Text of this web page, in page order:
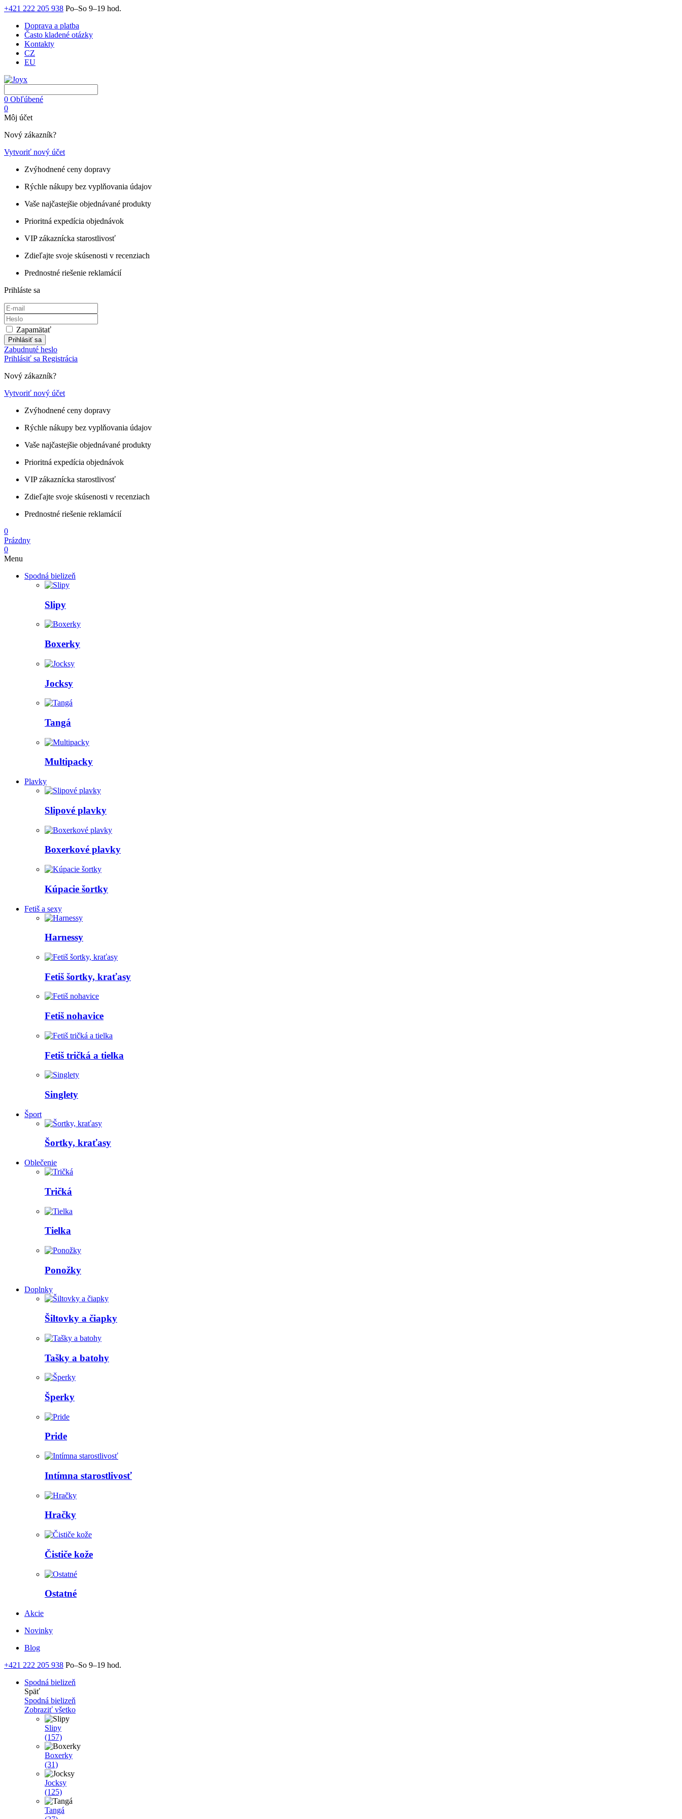
+421 222 205 938 Po–So 9–19 hod.
Doprava a platba
Často kladené otázky
Kontakty
CZ
EU
0 Obľúbené
0
Môj účet
Nový zákazník?
Vytvoriť nový účet
Zvýhodnené ceny dopravy
Rýchle nákupy bez vyplňovania údajov
Vaše najčastejšie objednávané produkty
Prioritná expedícia objednávok
VIP zákaznícka starostlivosť
Zdieľajte svoje skúsenosti v recenziach
Prednostné riešenie reklamácií
Prihláste sa
Zapamätať
Prihlásiť sa
Zabudnuté heslo
Prihlásiť sa Registrácia
Nový zákazník?
Vytvoriť nový účet
Zvýhodnené ceny dopravy
Rýchle nákupy bez vyplňovania údajov
Vaše najčastejšie objednávané produkty
Prioritná expedícia objednávok
VIP zákaznícka starostlivosť
Zdieľajte svoje skúsenosti v recenziach
Prednostné riešenie reklamácií
0
Prázdny
0
Menu
Spodná bielizeň
Slipy
Boxerky
Jocksy
Tangá
Multipacky
Plavky
Slipové plavky
Boxerkové plavky
Kúpacie šortky
Fetiš a sexy
Harnessy
Fetiš šortky, kraťasy
Fetiš nohavice
Fetiš tričká a tielka
Singlety
Šport
Šortky, kraťasy
Oblečenie
Tričká
Tielka
Ponožky
Doplnky
Šiltovky a čiapky
Tašky a batohy
Šperky
Pride
Intímna starostlivosť
Hračky
Čističe kože
Ostatné
Akcie
Novinky
Blog
+421 222 205 938 Po–So 9–19 hod.
Spodná bielizeň
Späť
Spodná bielizeň
Zobraziť všetko
Slipy
(157)
Boxerky
(31)
Jocksy
(125)
Tangá